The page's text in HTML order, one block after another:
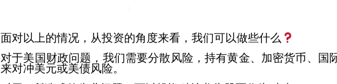
面对以上的情况，从投资的角度来看，我们可以做些什么
对于美国财政问题，我们需要分散风险，持有黄金、加密货币、国
来对冲美元或美债风险。